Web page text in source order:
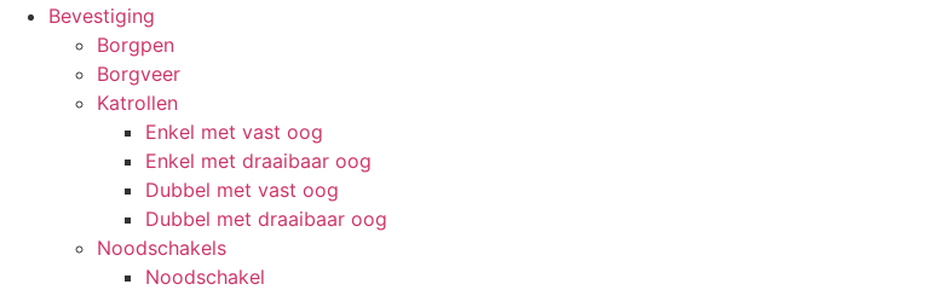
Bevestiging
Borgpen
Borgveer
Katrollen
Enkel met vast oog
Enkel met draaibaar oog
Dubbel met vast oog
Dubbel met draaibaar oog
Noodschakels
Noodschakel